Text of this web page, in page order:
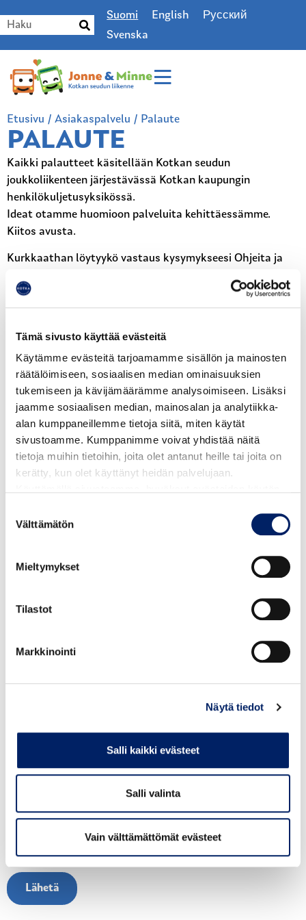
Tämä sivusto käyttää evästeitä
Käytämme evästeitä tarjoamamme sisällön ja mainosten
räätälöimiseen, sosiaalisen median ominaisuuksien
tukemiseen ja kävijämäärämme analysoimiseen. Lisäksi
jaamme sosiaalisen median, mainosalan ja analytiikka-
alan kumppaneillemme tietoja siitä, miten käytät
sivustoamme. Kumppanimme voivat yhdistää näitä
tietoja muihin tietoihin, joita olet antanut heille tai joita on
kerätty, kun olet käyttänyt heidän palvelujaan.
valinta
Välttämätön
Mieltymykset
Tilastot
Markkinointi
Näytä tiedot
Salli kaikki evästeet
Salli valinta
Vain välttämättömät evästeet
Suomi English
Русский
Svenska
Etusivu / Asiakaspalvelu / Palaute
PALAUTE
Kaikki palautteet käsitellään Kotkan seudun
joukkoliikenteen järjestävässä Kotkan kaupungin
henkilökuljetusyksikössä.
Ideat otamme huomioon palveluita kehittäessämme.
Kiitos avusta.
Kurkkaathan löytyykö vastaus kysymykseesi Ohjeita ja
Matkakortti- ja matkustusehdot, pdf
Lähettäjän yhteystiedot:(ei pakollisia)
Jos haluat vastauksen, laitathan sähköpostiosoitteesi
tähän. Antamalla sähköpostiosoitteesi hyväksyt
tietojesi käsittelyn.
Tapahtuman aika ja paikka sekä liikennöitsijä: